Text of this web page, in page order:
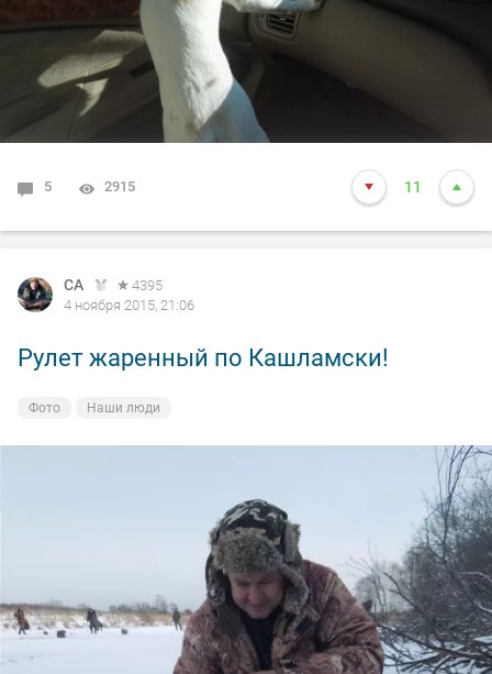
5 2915 11
СА
4395
4 ноября 2015, 21:06
Рулет жаренный по Кашламски!
Фото Наши люди